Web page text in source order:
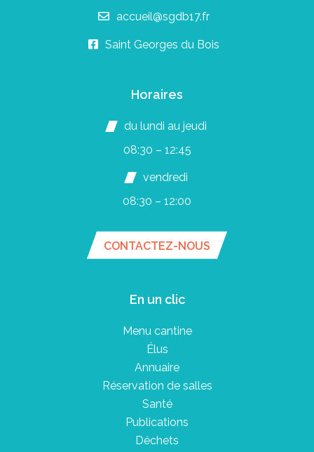
accueil@sgdb17.fr
Saint Georges du Bois
Horaires
du lundi au jeudi
08:30 – 12:45
vendredi
08:30 – 12:00
CONTACTEZ-NOUS
En un clic
Menu cantine
Élus
Annuaire
Réservation de salles
Santé
Publications
Déchets